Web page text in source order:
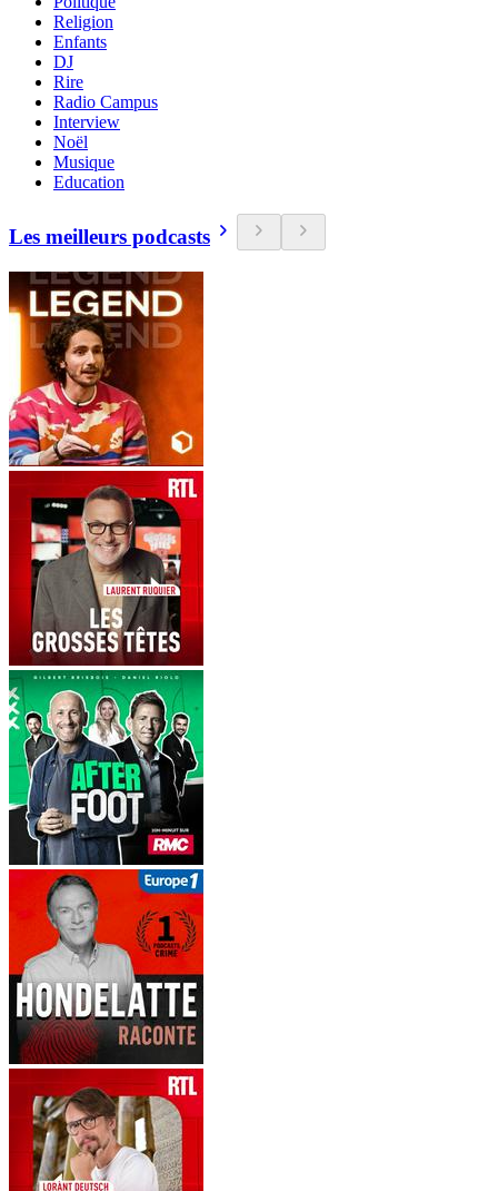
Religion
Enfants
DJ
Rire
Radio Campus
Interview
Noël
Musique
Education
Les meilleurs podcasts